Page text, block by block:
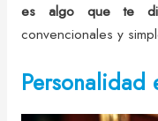
es algo que te
convencionales y
Personalidad